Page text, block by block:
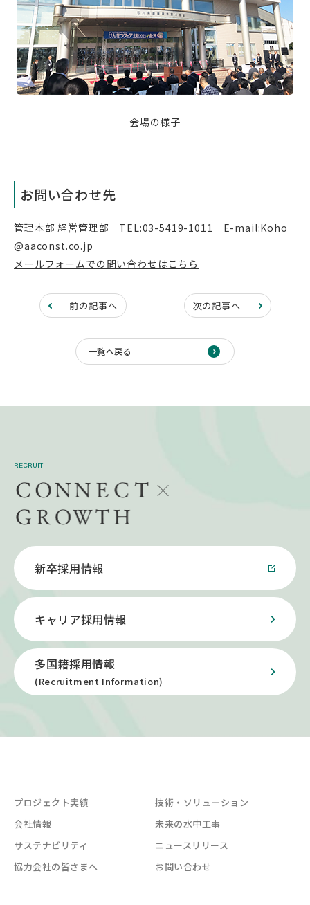
会場の様子
お問い合わせ先
管理本部 経営管理部 TEL:03-5419-1011 E-mail:Koho
@aaconst.co.jp
メールフォームでの問い合わせはこちら
前の記事へ 次の記事へ
一覧へ戻る
RECRUIT
新卒採用情報
キャリア採用情報
多国籍採用情報
(Recruitment Information)
プロジェクト実績
技術・ソリューション
会社情報
未来の水中工事
サステナビリティ
ニュースリリース
協力会社の皆さまへ
お問い合わせ